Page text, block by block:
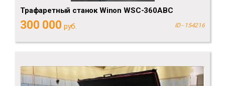
Трафаретный станок Winon WSC-360ABC
300 000 руб. ID - 154216